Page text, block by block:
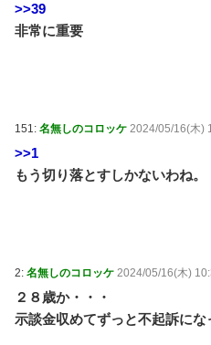
>>39
非常に重要
151: 名無しのコロッケ 2024/05/16(木)
>>1
もう切り落とすしかないわね。
2: 名無しのコロッケ 2024/05/16(木)
２８歳か・・・
示談金収めてずっと不起訴に